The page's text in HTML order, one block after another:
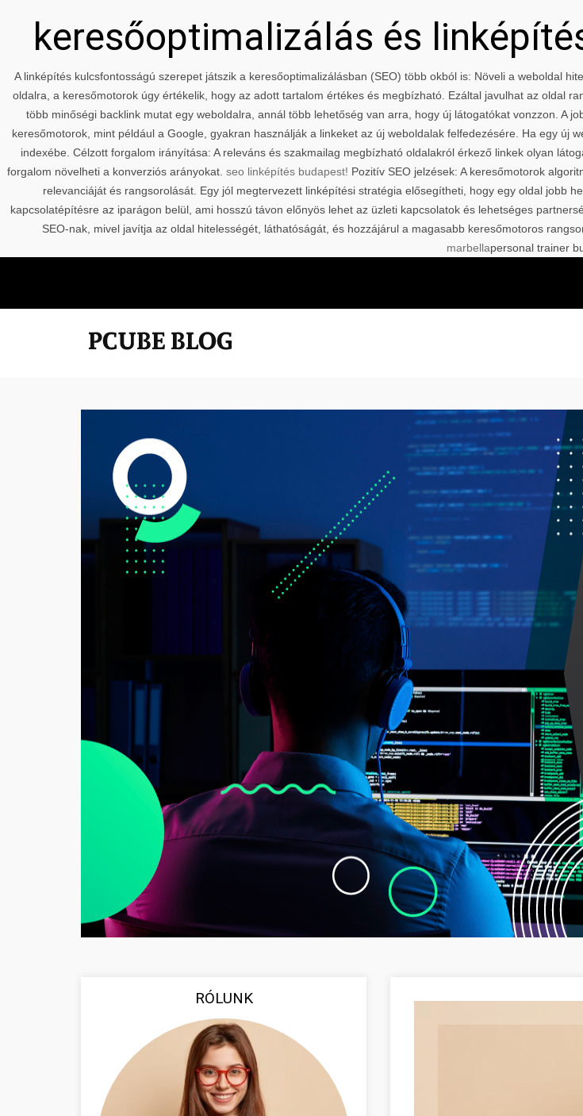
keresőoptimalizálás és
A linképítés kulcsfontosságú szerepet játszik a keresőoptimalizálásban (SEO) több okból is: Növeli a weboldal
oldalra, a keresőmotorok úgy értékelik, hogy az adott tartalom értékes és megbízható. Ezáltal javulhat az oldal
több minőségi backlink mutat egy weboldalra, annál több lehetőség van arra, hogy új látogatókat vonzzon. A
keresőmotorok, mint például a Google, gyakran használják a linkeket az új weboldalak felfedezésére. Ha egy
indexébe. Célzott forgalom irányítása: A releváns és szakmailag megbízható oldalakról érkező linkek olyan
forgalom növelheti a konverziós arányokat. seo linképítés budapest! Pozitív SEO jelzések: A keresőmotorok
relevanciáját és rangsorolását. Egy jól megtervezett linképítési stratégia elősegítheti, hogy egy oldal jobb
kapcsolatépítésre az iparágon belül, ami hosszú távon előnyös lehet az üzleti kapcsolatok és lehetséges
SEO-nak, mivel javítja az oldal hitelességét, láthatóságát, és hozzájárul a magasabb keresőmotoros
marbellapersonal trainer
RÓLUNK